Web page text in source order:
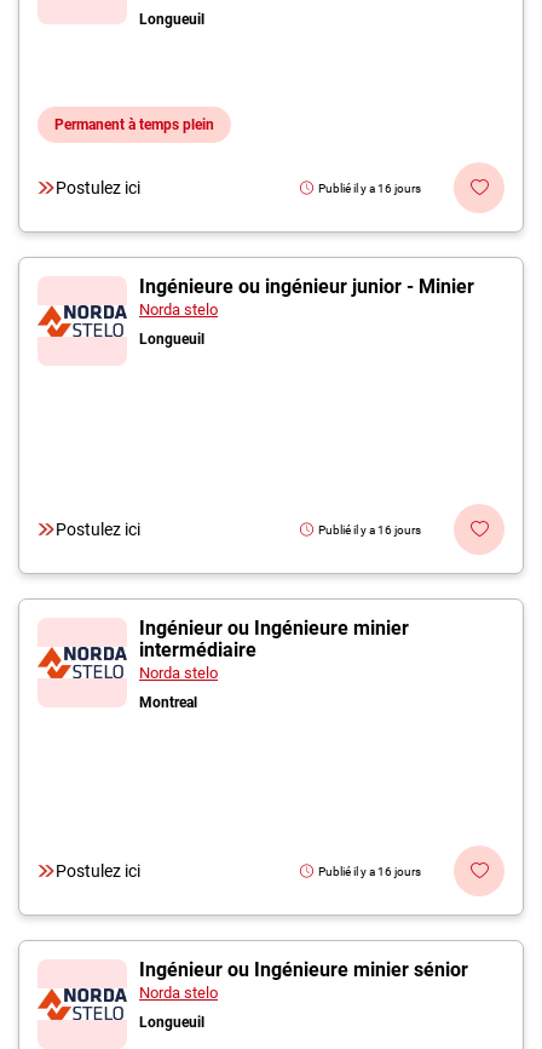
Longueuil
Permanent à temps plein
Postulez ici Publié il y a 16 jours
Ingénieure ou ingénieur junior - Minier
Norda stelo
Longueuil
Postulez ici Publié il y a 16 jours
Ingénieur ou Ingénieure minier
intermédiaire
Norda stelo
Montreal
Postulez ici Publié il y a 16 jours
Ingénieur ou Ingénieure minier sénior
Norda stelo
Longueuil